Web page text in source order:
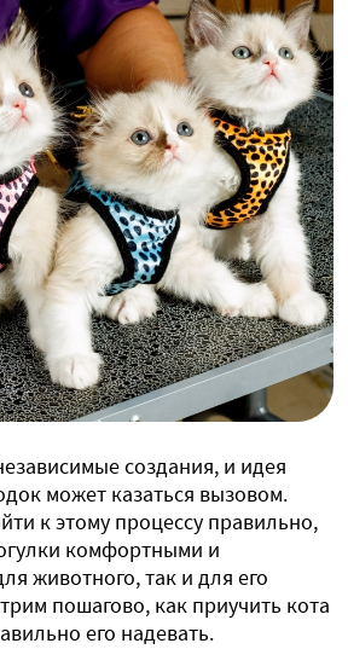
создания, и идея
может казаться вызовом.
к этому процессу правильно,
комфортными и
животного, так и для его
пошагово, как приучить кота
его надевать.